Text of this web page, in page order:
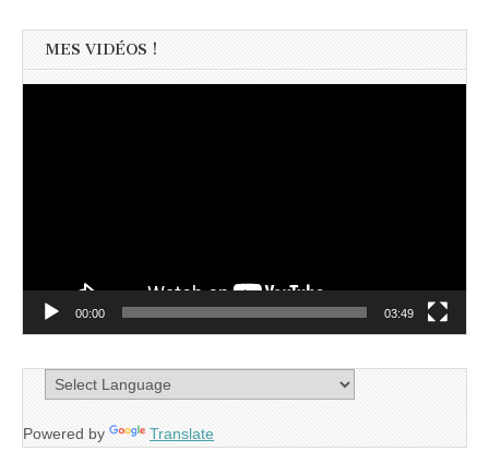
MES VIDÉOS !
00:00 03:49
Powered by Translate